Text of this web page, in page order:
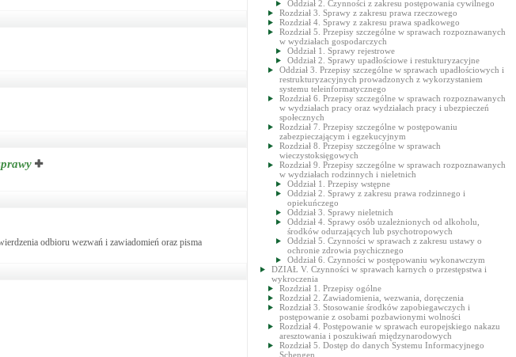
odbioru wezwań i zawiadomień oraz pisma
Oddział 2. Czynności z zakresu postępowania cywilnego
Rozdział 3. Sprawy z zakresu prawa rzeczowego
Rozdział 4. Sprawy z zakresu prawa spadkowego
Rozdział 5. Przepisy szczególne w sprawach rozpoznawanych
w wydziałach gospodarczych
Oddział 1. Sprawy rejestrowe
Oddział 2. Sprawy upadłościowe i restukturyzacyjne
Oddział 3. Przepisy szczególne w sprawach upadłościowych i
restrukturyzacyjnych prowadzonych z wykorzystaniem
systemu teleinformatycznego
Rozdział 6. Przepisy szczególne w sprawach rozpoznawanych
w wydziałach pracy oraz wydziałach pracy i ubezpieczeń
społecznych
Rozdział 7. Przepisy szczególne w postępowaniu
zabezpieczającym i egzekucyjnym
Rozdział 8. Przepisy szczególne w sprawach
wieczystoksięgowych
Rozdział 9. Przepisy szczególne w sprawach rozpoznawanych
w wydziałach rodzinnych i nieletnich
Oddział 1. Przepisy wstępne
Oddział 2. Sprawy z zakresu prawa rodzinnego i
opiekuńczego
Oddział 3. Sprawy nieletnich
Oddział 4. Sprawy osób uzależnionych od alkoholu,
środków odurzających lub psychotropowych
Oddział 5. Czynności w sprawach z zakresu ustawy o
ochronie zdrowia psychicznego
Oddział 6. Czynności w postępowaniu wykonawczym
DZIAŁ V. Czynności w sprawach karnych o przestępstwa i
wykroczenia
Rozdział 1. Przepisy ogólne
Rozdział 2. Zawiadomienia, wezwania, doręczenia
Rozdział 3. Stosowanie środków zapobiegawczych i
postępowanie z osobami pozbawionymi wolności
Rozdział 4. Postępowanie w sprawach europejskiego nakazu
aresztowania i poszukiwań międzynarodowych
Rozdział 5. Dostęp do danych Systemu Informacyjnego
Schengen